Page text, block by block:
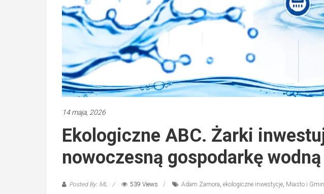
14 maja, 2026
Ekologiczne ABC. Żarki
nowoczesną gospodarkę wodną
Posted By: ML 539 Views Adam Zamora, ekologiczne inwestycje, Miasto i